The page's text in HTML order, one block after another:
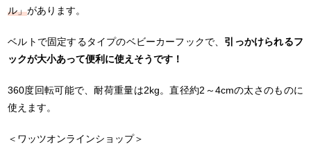
ル」があります。
ベルトで固定するタイプのベビーカーフックで、 引っかけられるフ
ックが大小あって便利に使えそうです！
360度回転可能で、耐荷重量は2kg。直径約2～4cmの太さのものに
使えます。
＜ワッツオンラインショップ＞